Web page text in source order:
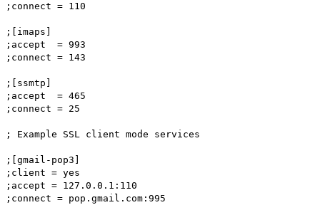
;connect = 110
;[imaps]
;accept = 993
;connect = 143
;[ssmtp]
;accept = 465
;connect = 25
; Example SSL client mode services
;[gmail-pop3]
;client = yes
;accept = 127.0.0.1:110
;connect = pop.gmail.com:995